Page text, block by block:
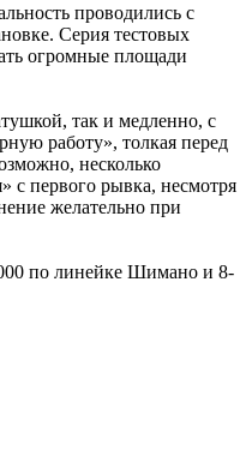
проводились с
Серия тестовых
огромные площади
так и медленно, с
работу», толкая перед
несколько
с первого рывка, несмотря
желательно при
по линейке Шимано и 8-